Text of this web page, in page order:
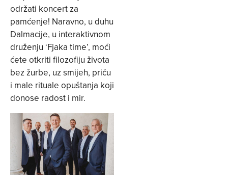
održati koncert za
pamćenje! Naravno, u duhu
Dalmacije, u interaktivnom
druženju ‘Fjaka time’, moći
ćete otkriti filozofiju života
bez žurbe, uz smijeh, priču
i male rituale opuštanja koji
donose radost i mir.